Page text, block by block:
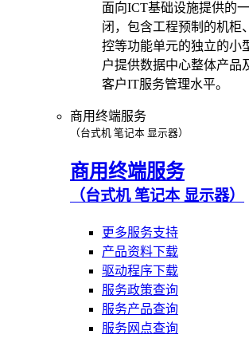
面向ICT基础设施提供的
闭，包含工程预制的机柜
控等功能单元的独立的小
户提供数据中心整体产品
客户IT服务管理水平。
商用终端服务
（台式机 笔记本 显示器）
商用终端服务
（台式机 笔记本 显示器）
更多服务支持
产品资料下载
驱动程序下载
服务政策查询
服务产品查询
服务网点查询